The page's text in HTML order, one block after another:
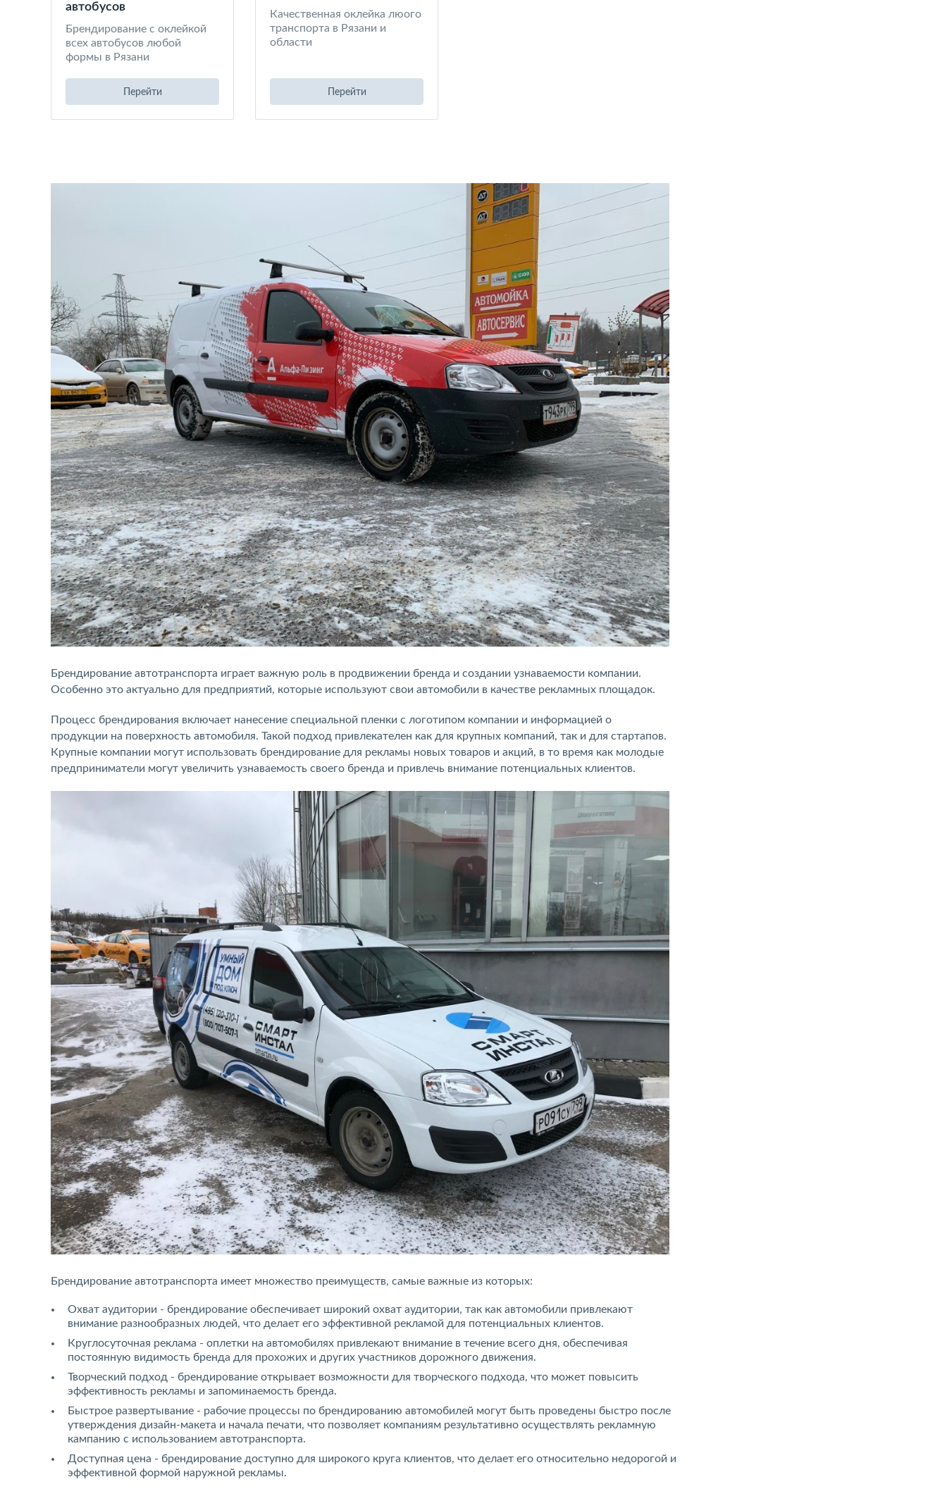
автобусов
Брендирование с оклейкой
всех автобусов любой
формы в Рязани
Перейти
Качественная оклейка люого
транспорта в Рязани и
области
Перейти
Брендирование автотранспорта играет важную роль в продвижении бренда и создании узнаваемости компании.
Особенно это актуально для предприятий, которые используют свои автомобили в качестве рекламных площадок.
Процесс брендирования включает нанесение специальной пленки с логотипом компании и информацией о
продукции на поверхность автомобиля. Такой подход привлекателен как для крупных компаний, так и для стартапов.
Крупные компании могут использовать брендирование для рекламы новых товаров и акций, в то время как молодые
предприниматели могут увеличить узнаваемость своего бренда и привлечь внимание потенциальных клиентов.
Брендирование автотранспорта имеет множество преимуществ, самые важные из которых:
Охват аудитории - брендирование обеспечивает широкий охват аудитории, так как автомобили привлекают
внимание разнообразных людей, что делает его эффективной рекламой для потенциальных клиентов.
Круглосуточная реклама - оплетки на автомобилях привлекают внимание в течение всего дня, обеспечивая
постоянную видимость бренда для прохожих и других участников дорожного движения.
Творческий подход - брендирование открывает возможности для творческого подхода, что может повысить
эффективность рекламы и запоминаемость бренда.
Быстрое развертывание - рабочие процессы по брендированию автомобилей могут быть проведены быстро после
утверждения дизайн-макета и начала печати, что позволяет компаниям результативно осуществлять рекламную
кампанию с использованием автотранспорта.
Доступная цена - брендирование доступно для широкого круга клиентов, что делает его относительно недорогой и
эффективной формой наружной рекламы.